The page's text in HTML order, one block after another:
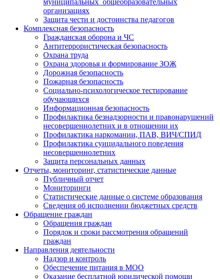
муниципальных общеобразовательных
организациях
Защита чести и достоинства педагогов
Комплексная безопасность
Гражданская оборона и ЧС
Антитеррористическая безопасность
Охрана труда
Охрана здоровья и формирование ЗОЖ
Дорожная безопасность
Пожарная безопасность
Социально-психологическое тестирование
обучающихся
Информационная безопасность
Профилактика безнадзорности и правонарушений
несовершеннолетних и в отношении их
Профилактика наркомании, ПАВ, ВИЧ/СПИД
Профилактика суицидального поведения
несовершеннолетних
Защита персональных данных
Отчеты, мониторинг, статистические данные
Публичный отчет
Мониторинги
Статистические данные о системе образования
Сведения об исполнении бюджетных средств
Обращение граждан
Обращения граждан
Порядок и сроки рассмотрения обращений
граждан
Направления деятельности
Надзор и контроль
Обеспечение питания в МОО
Оказание бесплатной юридической помощи